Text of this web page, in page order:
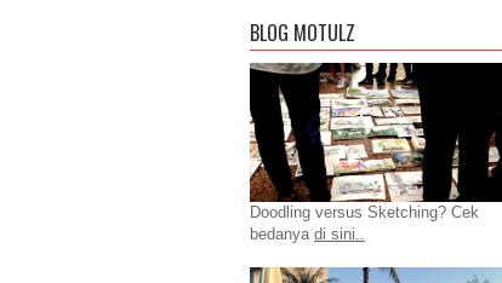
BLOG MOTULZ
Doodling versus Sketching? Cek
bedanya di sini..